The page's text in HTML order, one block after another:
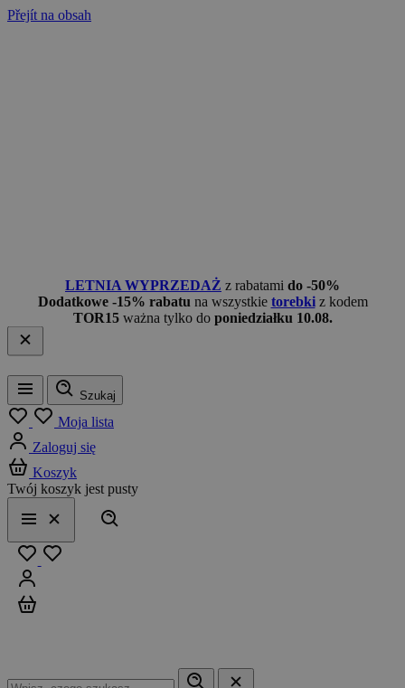
Přejít na obsah
LETNIA WYPRZEDAŻ z rabatami do -50%
Dodatkowe -15% rabatu na wszystkie torebkiz kodem
TOR15 ważna tylko do poniedziałku 10.08.
Menu
Szukaj
Moja lista
Zaloguj się
Koszyk
Twój koszyk jest pusty
Menu
Zamknij